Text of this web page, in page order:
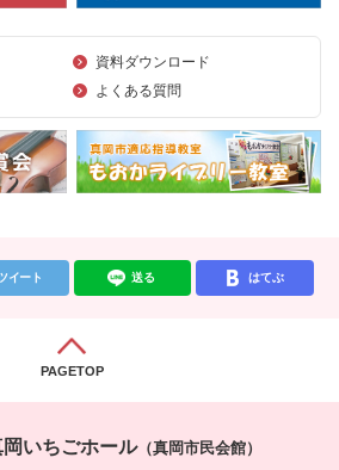
資料ダウンロード
よくある質問
イート 送る はてぶ
PAGETOP
いちごホール（真岡市民会館）